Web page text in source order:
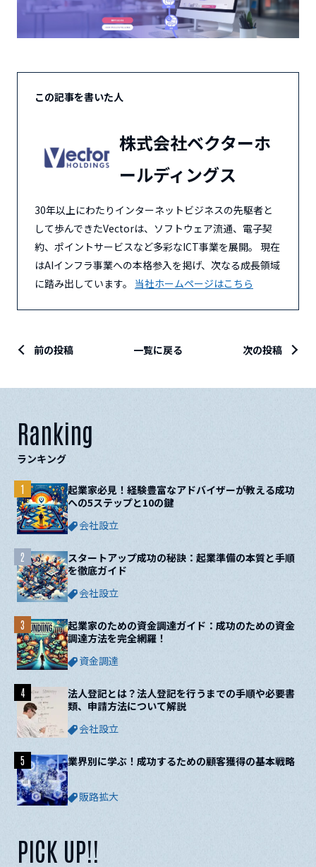
この記事を書いた人
株式会社ベクターホ
ールディングス
30年以上にわたりインターネットビジネスの先駆者と
して歩んできたVectorは、ソフトウェア流通、電子契
約、ポイントサービスなど多彩なICT事業を展開。 現在
はAIインフラ事業への本格参入を掲げ、次なる成長領域
に踏み出しています。 当社ホームページはこちら
前の投稿 一覧に戻る 次の投稿
Ranking
ランキング
起業家必見！経験豊富なアドバイザーが教える成功
への5ステップと10の鍵
会社設立
1
スタートアップ成功の秘訣：起業準備の本質と手順
を徹底ガイド
会社設立
2
起業家のための資金調達ガイド：成功のための資金
調達方法を完全網羅！
資金調達
3
法人登記とは？法人登記を行うまでの手順や必要書
類、申請方法について解説
会社設立
4
業界別に学ぶ！成功するための顧客獲得の基本戦略
販路拡大
5
PICK UP!!